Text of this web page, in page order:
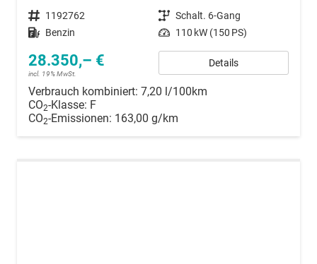
Fahrzeugnummer 1192762 Getriebe Schalt. 6-Gang
Kraftstoff Benzin Leistung 110 kW (150 PS)
28.350,– €
incl. 19% MwSt.
Details
Verbrauch kombiniert: 7,20 l/100km
CO2-Klasse: F
CO2-Emissionen: 163,00 g/km